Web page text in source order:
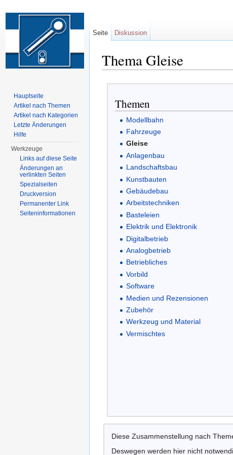
Thema Gleise
Themen
Modellbahn
Fahrzeuge
Gleise
Anlagenbau
Landschaftsbau
Kunstbauten
Gebäudebau
Arbeitstechniken
Basteleien
Elektrik und Elektronik
Digitalbetrieb
Analogbetrieb
Betriebliches
Vorbild
Software
Medien und Rezensionen
Zubehör
Werkzeug und Material
Vermischtes
Diese Zusammenstellung nach
Deswegen werden hier nicht
Seite Diskussion
Hauptseite
Artikel nach Themen
Artikel nach Kategorien
Letzte Änderungen
Hilfe
Werkzeuge
Links auf diese Seite
Änderungen an
verlinkten Seiten
Spezialseiten
Druckversion
Permanenter Link
Seiten­informationen